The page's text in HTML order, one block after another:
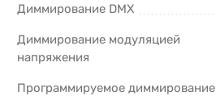
Диммирование DMX
Диммирование модуляцией
напряжения
Программируемое диммирование